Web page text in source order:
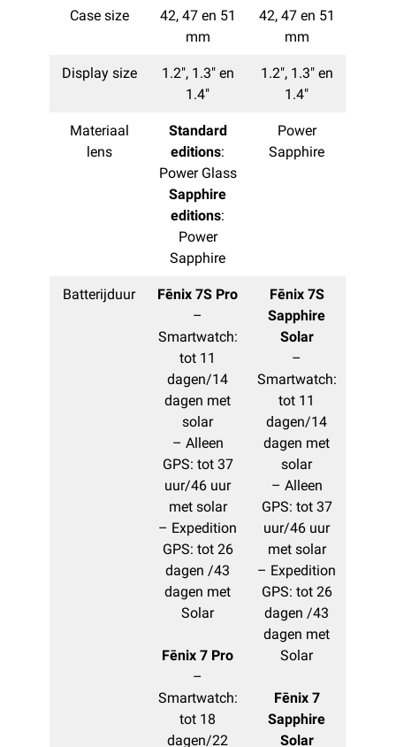
Case size
42, 47 en 51
mm
42, 47 en 51
mm
Display size
1.2″, 1.3″ en
1.4″
1.2″, 1.3″ en
1.4″
Materiaal
lens
Standard
editions:
Power Glass
Sapphire
editions:
Power
Sapphire
Power
Sapphire
Batterijduur
Fēnix 7S Pro
–
Smartwatch:
tot 11
dagen/14
dagen met
solar
– Alleen
GPS: tot 37
uur/46 uur
met solar
– Expedition
GPS: tot 26
dagen /43
dagen met
Solar
Fēnix 7 Pro
–
Smartwatch:
tot 18
dagen/22
Fēnix 7S
Sapphire
Solar
–
Smartwatch:
tot 11
dagen/14
dagen met
solar
– Alleen
GPS: tot 37
uur/46 uur
met solar
– Expedition
GPS: tot 26
dagen /43
dagen met
Solar
Fēnix 7
Sapphire
Solar